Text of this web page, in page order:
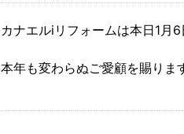
カナエルiリフォームは本日1月
本年も変わらぬご愛顧を賜りま